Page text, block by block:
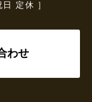
定休 ］
わせ